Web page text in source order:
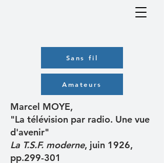
Sans fil
Amateurs
Marcel MOYE,
"La télévision par radio. Une vue
d'avenir"
La T.S.F. moderne, juin 1926,
pp.299-301